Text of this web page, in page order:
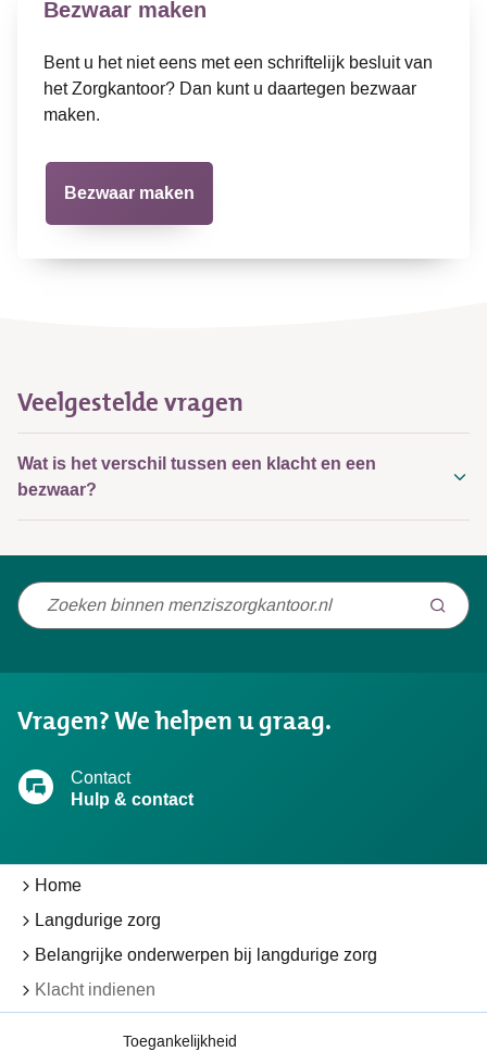
Bezwaar maken
Bent u het niet eens met een schriftelijk besluit van
het Zorgkantoor? Dan kunt u daartegen bezwaar
maken.
Bezwaar maken
Veelgestelde vragen
Wat is het verschil tussen een klacht en een
bezwaar?
Niet
wat
zocht?
Vragen? We helpen u graag.
Contact
Hulp & contact
Home
Langdurige zorg
Belangrijke onderwerpen bij langdurige zorg
Klacht indienen
Toegankelijkheid